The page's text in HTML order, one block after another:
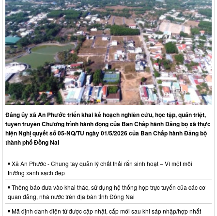
Đảng ủy xã An Phước triển khai kế hoạch nghiên cứu, học tập, quán triệt,
tuyên truyền Chương trình hành động của Ban Chấp hành Đảng bộ xã thực
hiện Nghị quyết số 05-NQ/TU ngày 01/5/2026 của Ban Chấp hành Đảng bộ
thành phố Đồng Nai
Xã An Phước - Chung tay quản lý chất thải rắn sinh hoạt – Vì một môi
trường xanh sạch đẹp
Thông báo đưa vào khai thác, sử dụng hệ thống họp trực tuyến của các cơ
quan đảng, nhà nước trên địa bàn tỉnh Đồng Nai
Mã định danh điện tử được cập nhật, cấp mới sau khi sáp nhập/hợp nhất